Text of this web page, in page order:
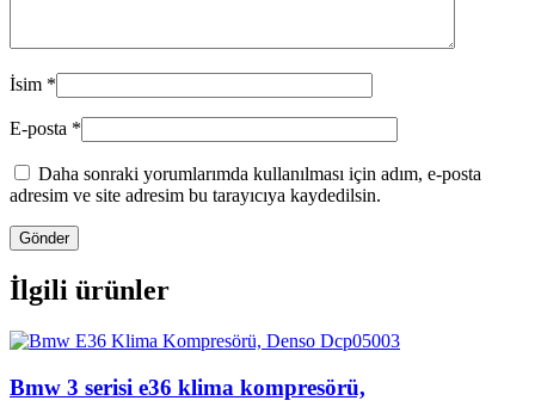
İsim *
E-posta *
Daha sonraki yorumlarımda kullanılması için adım, e-posta
adresim ve site adresim bu tarayıcıya kaydedilsin.
İlgili ürünler
Bmw 3 serisi e36 klima kompresörü,